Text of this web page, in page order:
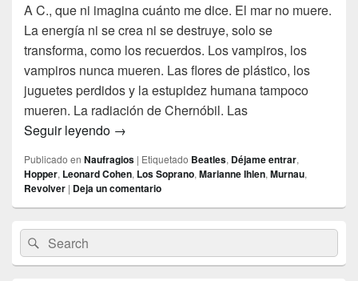
A C., que ni imagina cuánto me dice. El mar no muere.
La energía ni se crea ni se destruye, solo se
transforma, como los recuerdos. Los vampiros, los
vampiros nunca mueren. Las flores de plástico, los
juguetes perdidos y la estupidez humana tampoco
mueren. La radiación de Chernóbil. Las
Seguir leyendo Cosas que no mueren
→
Publicado en Naufragios | Etiquetado Beatles, Déjame entrar,
Hopper, Leonard Cohen, Los Soprano, Marianne Ihlen, Murnau,
Revolver | Deja un comentario
área
de
widget
Buscar
por:
Buscar